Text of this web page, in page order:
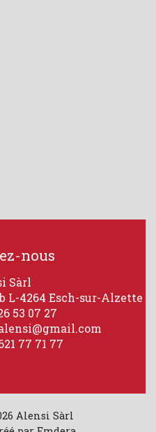
nous
Sàrl
L-4264 Esch-sur-Alzette
53 07 27
77 71 77
Alensi Sàrl